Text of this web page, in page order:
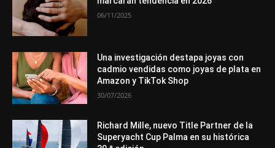
06/11/2025
Una investigación destapa joyas con
cadmio vendidas como joyas de plata en
Amazon y TikTok Shop
30/07/2026
Richard Mille, nuevo Title Partner de la
Superyacht Cup Palma en su histórica